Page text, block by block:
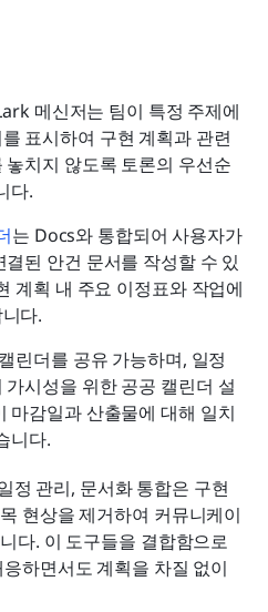
메신저는 팀이 특정 주제에
표시하여 구현 계획과 관련
치지 않도록 토론의 우선순
다.
는 Docs와 통합되어 사용자가
된 안건 문서를 작성할 수 있
계획 내 주요 이정표와 작업에
다.
린더를 공유 가능하며, 일정
시성을 위한 공공 캘린더 설
마감일과 산출물에 대해 일치
니다.
정 관리, 문서화 통합은 구현
현상을 제거하여 커뮤니케이
다. 이 도구들을 결합함으로
하면서도 계획을 차질 없이